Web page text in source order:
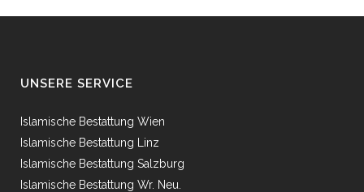
UNSERE SERVICE
Islamische Bestattung Wien
Islamische Bestattung Linz
Islamische Bestattung Salzburg
Islamische Bestattung Wr. Neu.